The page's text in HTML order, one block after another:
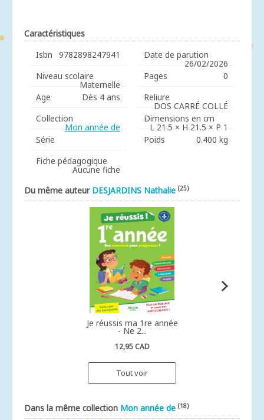
Caractéristiques
Isbn
9782898247941
Niveau scolaire
Maternelle
Age
Dès 4 ans
Collection
Mon année de
Série
Fiche pédagogique
Aucune fiche
Date de parution
26/02/2026
Pages
0
Reliure
DOS CARRÉ COLLÉ
Dimensions en cm
L 21.5 × H 21.5 × P 1
Poids
0.400 kg
Du même auteur DESJARDINS Nathalie (25)
Je réussis ma 1re année
- Ne 2...
12,95 CAD
Tout voir
Dans la même collection Mon année de (18)